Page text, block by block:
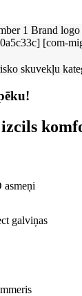
skuvekļu
izcils
asmeņi
galviņas